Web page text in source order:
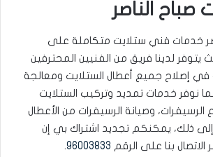
الناصر
خدمات فني ستلايت متكاملة على
لدينا فريق من الفنيين المحترفين
في إصلاح جميع أعطال الستلايت ومعالجة
نوفر خدمات تمديد وتركيب الستلايت
الرسيفرات، وصيانة الرسيفرات من الأعطال
إلى ذلك، يمكنكم تجديد اشتراك بي إن
بنا على الرقم 96003833
.